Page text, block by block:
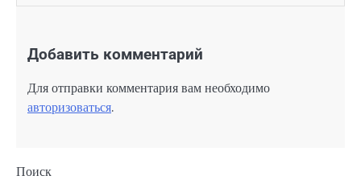
Добавить комментарий
Для отправки комментария вам необходимо
авторизоваться.
Поиск